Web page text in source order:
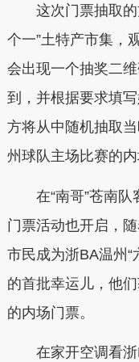
这次门票抽取的
个一”土特产市集，
会出现一个抽奖二
到，并根据要求填
方将从中随机抽取
州球队主场比赛的内
在“南哥”苍南队
门票活动也开启，
市民成为浙BA温州“
的首批幸运儿，他
的内场门票。
在家开空调看浙